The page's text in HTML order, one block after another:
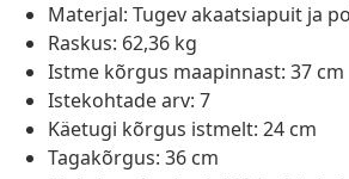
Materjal: Tugev akaatsiapuit ja
Raskus: 62,36 kg
Istme kõrgus maapinnast: 37 cm
Istekohtade arv: 7
Käetugi kõrgus istmelt: 24 cm
Tagakõrgus: 36 cm